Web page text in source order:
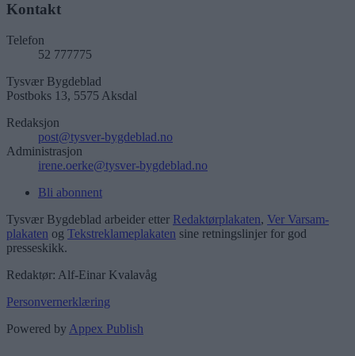
Kontakt
Telefon
52 777775
Tysvær Bygdeblad
Postboks 13, 5575 Aksdal
Redaksjon
post@tysver-bygdeblad.no
Administrasjon
irene.oerke@tysver-bygdeblad.no
Bli abonnent
Tysvær Bygdeblad arbeider etter Redaktørplakaten, Ver Varsam-
plakaten og Tekstreklameplakaten sine retningslinjer for god
presseskikk.
Redaktør: Alf-Einar Kvalavåg
Personvernerklæring
Powered by Appex Publish